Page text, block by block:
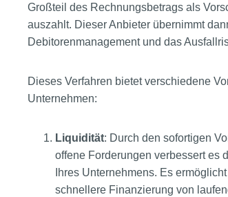
Großteil des Rechnungsbetrags als
auszahlt. Dieser Anbieter übernimmt
Debitorenmanagement und das
Dieses Verfahren bietet verschiedene
Unternehmen:
Liquidität: Durch den sofortigen
offene Forderungen verbessert es
Ihres Unternehmens. Es
schnellere Finanzierung von